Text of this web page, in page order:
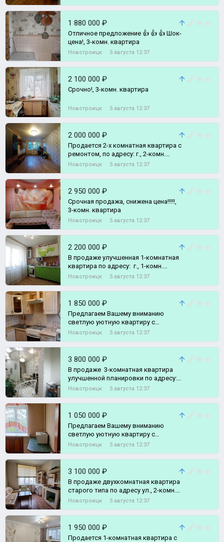
1 880 000 ₽
Отличное предложение 👍 👍 👍 Шок-
цена!, 3-комн. квартира
Новотроицк 5 августа 12:37
2 100 000 ₽
Срочно!, 3-комн. квартира
Новотроицк 5 августа 12:37
2 000 000 ₽
Продается 2-х комнатная квартира с
ремонтом, по адресу: г., 2-комн.
квартира
Новотроицк 5 августа 12:37
2 950 000 ₽
Срочная продажа, снижена цена!!!!!,
3-комн. квартира
Новотроицк 5 августа 12:37
2 200 000 ₽
В продаже улучшенная 1-комнатная
квартира по адресу: г., 1-комн.
квартира
Новотроицк 5 августа 12:37
1 850 000 ₽
Предлагаем Вашему вниманию
светлую уютную квартиру с
хорошими ремонтом по
квартира
Новотроицк 5 августа 12:37
3 800 000 ₽
В продаже 3-комнатная квартира
улучшенной планировки по адресу:
г., 3-комн. квартира
Новотроицк 5 августа 12:37
1 050 000 ₽
Предлагаем Вашему вниманию
светлую уютную квартиру с
хорошими ремонтом по
квартира
Новотроицк 5 августа 12:37
3 100 000 ₽
В продаже двухкомнатная квартира
старого типа по адресу ул., 2-комн.
квартира
Новотроицк 5 августа 12:37
1 950 000 ₽
Продается 1-комнатная квартира с